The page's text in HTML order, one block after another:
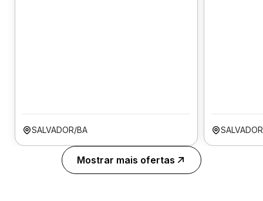
SALVADOR/BA
Mostrar mais ofertas